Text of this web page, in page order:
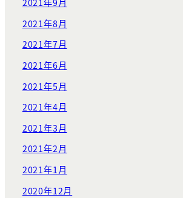
2021年9月
2021年8月
2021年7月
2021年6月
2021年5月
2021年4月
2021年3月
2021年2月
2021年1月
2020年12月